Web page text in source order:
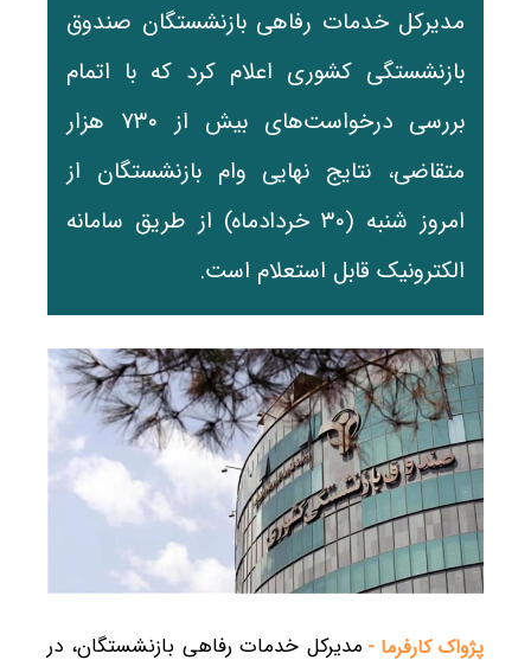
مدیرکل خدمات رفاهی بازنشستگان صندوق
بازنشستگی کشوری اعلام کرد که با اتمام
بررسی درخواست‌های بیش از ۷۳۰ هزار
متقاضی، نتایج نهایی وام بازنشستگان از
امروز شنبه (۳۰ خردادماه) از طریق سامانه
الکترونیک قابل استعلام است.
پژواک کارفرما - مدیرکل خدمات رفاهی بازنشستگان، در